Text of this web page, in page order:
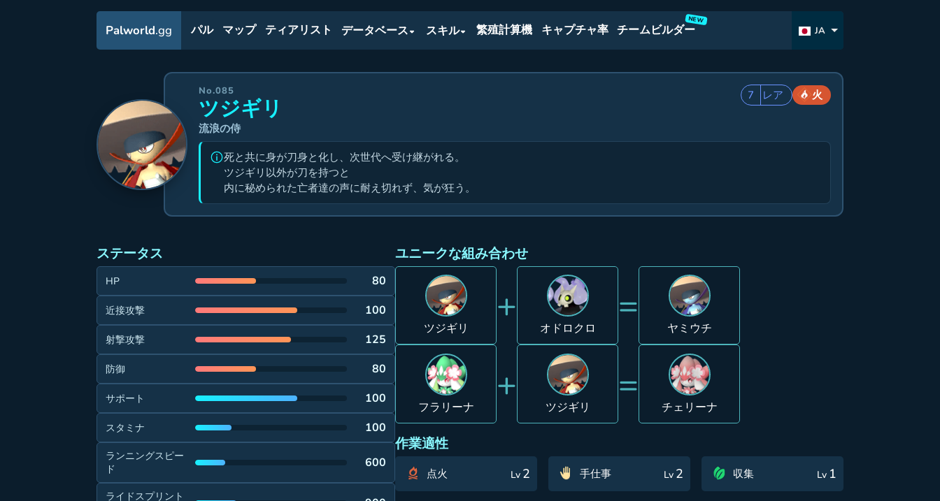
Palworld.gg パル マップ ティアリスト データベース スキル 繁殖計算機 キャプチャ率 チームビルダー
NEW
JA
No.085
ツジギリ
流浪の侍
7 レア 火
死と共に身が刀身と化し、次世代へ受け継がれる。
ツジギリ以外が刀を持つと
内に秘められた亡者達の声に耐え切れず、気が狂う。
ステータス
HP 80
近接攻撃 100
射撃攻撃 125
防御 80
サポート 100
スタミナ 100
ランニングスピー
ド
600
ライドスプリント
ユニークな組み合わせ
ツジギリ + オドロクロ = ヤミウチ
フラリーナ + ツジギリ = チェリーナ
作業適性
点火 Lv 2 手仕事 Lv 2 収集 Lv 1